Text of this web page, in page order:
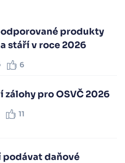
produkty
stáří v roce 2026
6
zálohy pro OSVČ 2026
11
podávat daňové